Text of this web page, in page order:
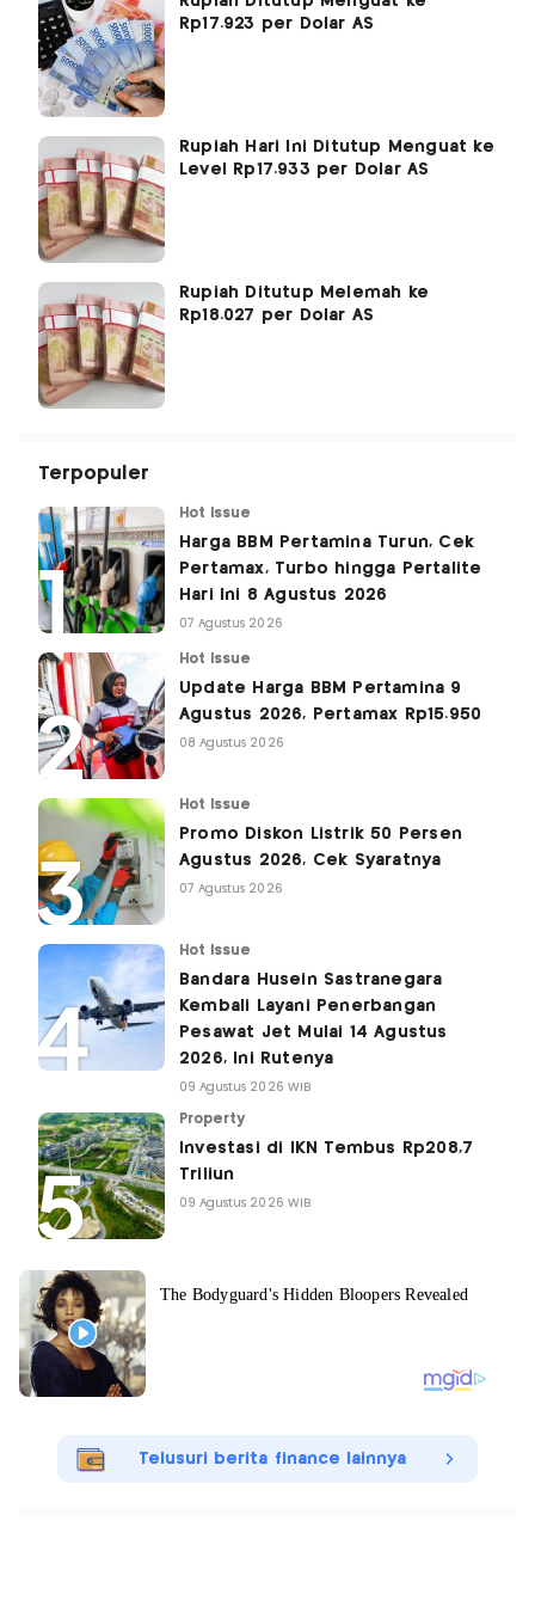
Rp17.923 per Dolar AS
Rupiah Hari Ini Ditutup Menguat ke
Level Rp17.933 per Dolar AS
Rupiah Ditutup Melemah ke
Rp18.027 per Dolar AS
Terpopuler
Hot Issue
Harga BBM Pertamina Turun, Cek
Pertamax, Turbo hingga Pertalite
Hari Ini 8 Agustus 2026
07 Agustus 2026
Hot Issue
Update Harga BBM Pertamina 9
Agustus 2026, Pertamax Rp15.950
08 Agustus 2026
Hot Issue
Promo Diskon Listrik 50 Persen
Agustus 2026, Cek Syaratnya
07 Agustus 2026
Hot Issue
Bandara Husein Sastranegara
Kembali Layani Penerbangan
Pesawat Jet Mulai 14 Agustus
2026, Ini Rutenya
09 Agustus 2026 WIB
Property
Investasi di IKN Tembus Rp208,7
Triliun
09 Agustus 2026 WIB
Telusuri berita finance lainnya